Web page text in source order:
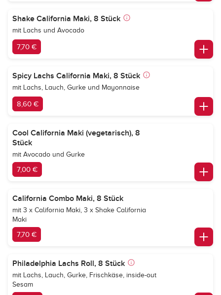
Shake California Maki, 8 Stück
mit Lachs und Avocado
7,70 €
Spicy Lachs California Maki, 8 Stück
mit Lachs, Lauch, Gurke und Mayonnaise
8,60 €
Cool California Maki (vegetarisch), 8
Stück
mit Avocado und Gurke
7,00 €
California Combo Maki, 8 Stück
mit 3 x California Maki, 3 x Shake California
Maki
7,70 €
Philadelphia Lachs Roll, 8 Stück
mit Lachs, Lauch, Gurke, Frischkäse, inside-out
Sesam